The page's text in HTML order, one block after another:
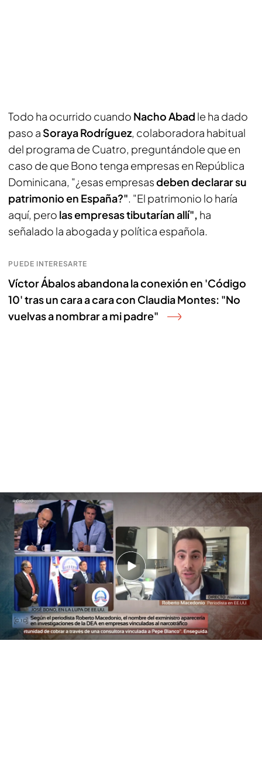
Todo ha ocurrido cuando Nacho Abad le ha dado
paso a Soraya Rodríguez, colaboradora habitual
del programa de Cuatro, preguntándole que en
caso de que Bono tenga empresas en República
Dominicana, "¿esas empresasdeben declarar su
patrimonio en España?". "El patrimonio lo haría
aquí, pero las empresas tibutarían allí", ha
señalado la abogada y política española.
PUEDE INTERESARTE
Víctor Ábalos abandona la conexión en 'Código
10' tras un cara a cara con Claudia Montes: "No
vuelvas a nombrar a mi padre"
Según el periodista Roberto Macedonio, la investigación a Bono tiene que
ver con la animadversión de Trump a Pedro Sánchez